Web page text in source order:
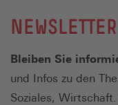
Bleiben Sie
und Infos zu den
Soziales,